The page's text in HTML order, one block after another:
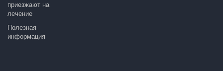
приезжают на
лечение
Полезная
информация